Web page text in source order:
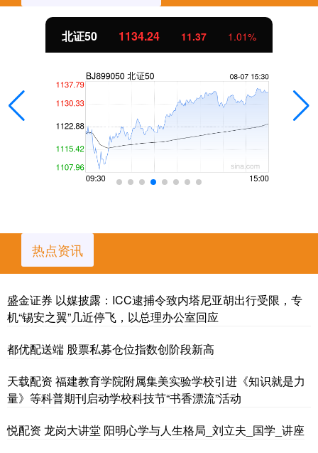
北证50 1134.24 11.37 1.01%
热点资讯
盛金证券 以媒披露：ICC逮捕令致内塔尼亚胡出行受限，专
机“锡安之翼”几近停飞，以总理办公室回应
都优配送端 股票私募仓位指数创阶段新高
天载配资 福建教育学院附属集美实验学校引进《知识就是力
量》等科普期刊启动学校科技节“书香漂流”活动
悦配资 龙岗大讲堂 阳明心学与人生格局_刘立夫_国学_讲座